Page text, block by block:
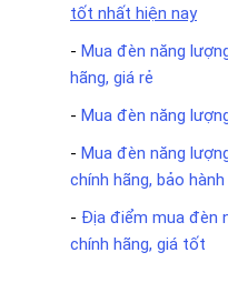
tốt nhất hiện nay
- Mua đèn năng
hãng, giá rẻ
- Mua đèn năng
- Mua đèn năng
chính hãng, bảo hành
- Địa điểm mua đèn
chính hãng, giá tốt